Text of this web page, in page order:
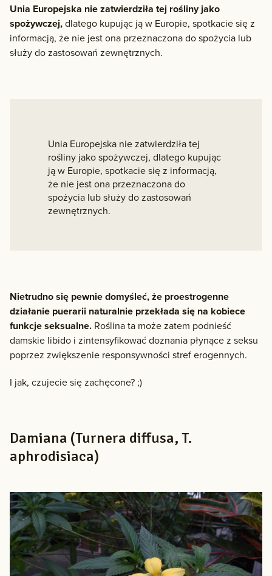
Unia Europejska nie zatwierdziła tej rośliny jako
spożywczej,dlatego kupując ją w Europie, spotkacie się z
informacją, że nie jest ona przeznaczona do spożycia lub
służy do zastosowań zewnętrznych.
Unia Europejska nie zatwierdziła tej
rośliny jako spożywczej, dlatego kupując
ją w Europie, spotkacie się z informacją,
że nie jest ona przeznaczona do
spożycia lub służy do zastosowań
zewnętrznych.
Nietrudno się pewnie domyśleć, że proestrogenne
działanie puerarii naturalnie przekłada się na kobiece
funkcje seksualne. Roślina ta może zatem podnieść
damskie libido i zintensyfikować doznania płynące z seksu
poprzez zwiększenie responsywności stref erogennych.
I jak, czujecie się zachęcone? ;)
Damiana (Turnera diffusa, T.
aphrodisiaca)